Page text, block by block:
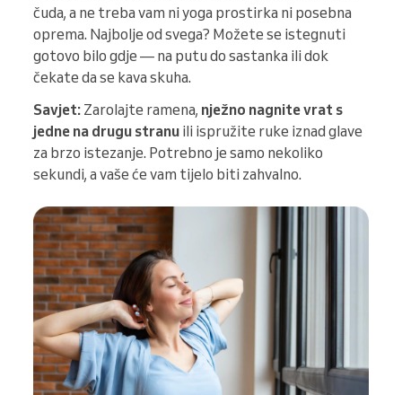
čuda, a ne treba vam ni yoga prostirka ni posebna
oprema. Najbolje od svega? Možete se istegnuti
gotovo bilo gdje — na putu do sastanka ili dok
čekate da se kava skuha.
Savjet: Zarolajte ramena, nježno nagnite vrat s
jedne na drugu stranu ili ispružite ruke iznad glave
za brzo istezanje. Potrebno je samo nekoliko
sekundi, a vaše će vam tijelo biti zahvalno.